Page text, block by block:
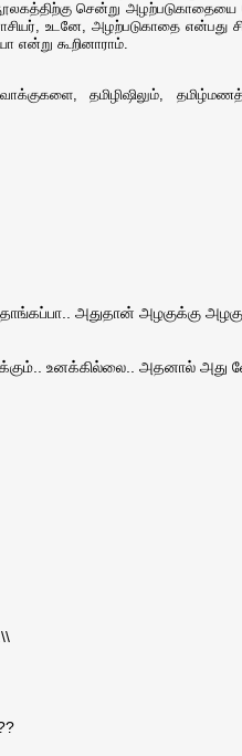
சென்று அழற்படுகாதையை
உடனே, அழற்படுகாதை என்பது
கூறினாராம்.
தமிழிஷிலும்,
அதுதான் அழகுக்கு
உனக்கில்லை.. அதனால்